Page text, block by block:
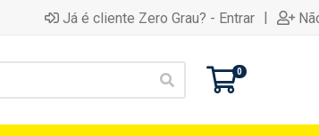
Já é cliente Zero Grau? - Entrar |
0